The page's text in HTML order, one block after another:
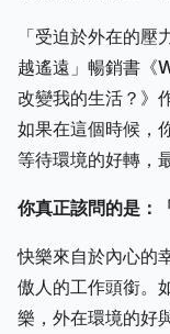
「受迫於外在的
越遙遠」暢銷書《
改變我的生活？》
如果在這個時候，
等待環境的好轉，
你真正該問的是：
快樂來自於內心的
傲人的工作頭銜。
樂，外在環境的好